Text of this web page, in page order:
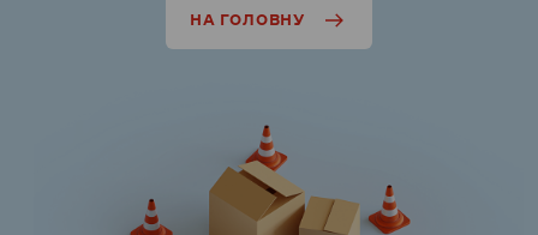
НА ГОЛОВНУ